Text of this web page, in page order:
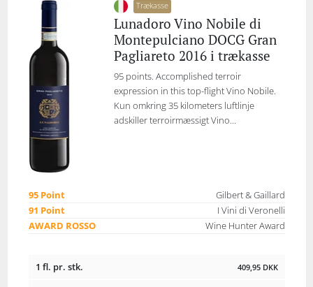
Trækasse
Lunadoro Vino Nobile di
Montepulciano DOCG Gran
Pagliareto 2016 i trækasse
95 points. Accomplished terroir
expression in this top-flight Vino Nobile.
Kun omkring 35 kilometers luftlinje
adskiller terroirmæssigt Vino...
95 Point
Gilbert & Gaillard
91 Point
I Vini di Veronelli
AWARD ROSSO
Wine Hunter Award
1 fl. pr. stk. 409,95 DKK